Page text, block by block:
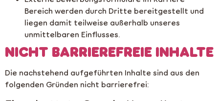
Bereich werden durch Dritte bereitgestellt und
liegen damit teilweise außerhalb unseres
unmittelbaren Einflusses.
NICHT BARRIEREFREIE INHALTE
Die nachstehend aufgeführten Inhalte sind aus den
folgenden Gründen nicht barrierefrei: